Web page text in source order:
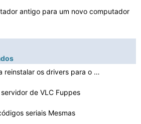
antigo para um novo computador
Em que ordem faço para reinstalar os drivers para o me…
de VLC Fuppes
seriais Mesmas